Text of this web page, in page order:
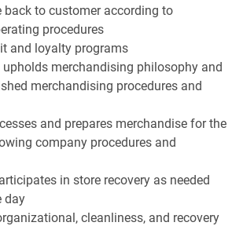
back to customer according to
procedures
and loyalty programs
merchandising philosophy and
merchandising procedures and
and prepares merchandise for the
company procedures and
in store recovery as needed
day
cleanliness, and recovery